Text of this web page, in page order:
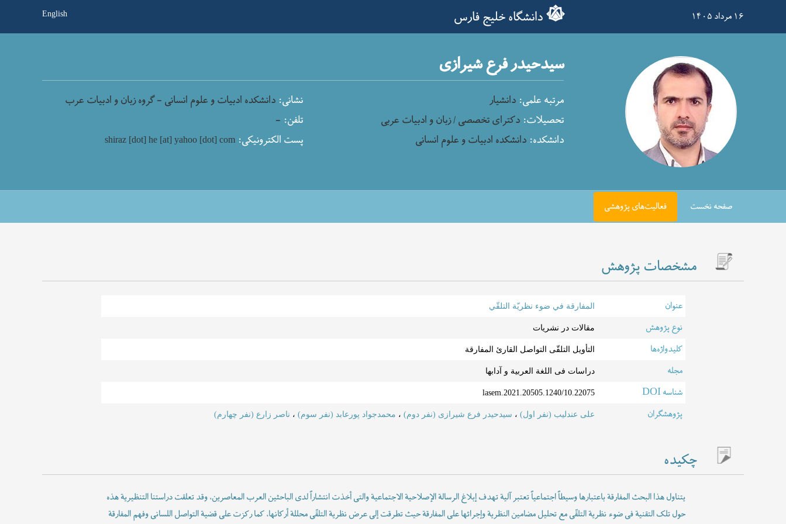
۱۶ مرداد ۱۴۰۵ دانشگاه خلیج فارس English
سیدحیدر فرع شیرازی
مرتبه علمی: دانشیار نشانی: دانشکده ادبیات و علوم انسانی - گروه زبان و ادبیات عرب
تحصیلات: دکترای تخصصی / زبان و ادبیات عربی تلفن: -
دانشکده: دانشکده ادبیات و علوم انسانی پست الکترونیکی: shiraz [dot] he [at] yahoo [dot] com
صفحه نخست فعالیت‌های پژوهشی
مشخصات پژوهش
عنوان المفارقة في ضوء نظريّة التلقّي
نوع پژوهش مقالات در نشریات
کلیدواژه‌ها التأویل التلقّی التواصل القارئ المفارقة
مجله دراسات فی اللغة العربیة و آدابها
شناسه DOI 10.22075/lasem.2021.20505.1240
پژوهشگران علی عندلیب (نفر اول) ، سیدحیدر فرع شیرازی (نفر دوم) ، محمدجواد پورعابد (نفر سوم) ، ناصر زارع (نفر چهارم)
چکیده
یتناول هذا البحث المفارقة باعتبارها وسیطاً اجتماعیاً تعتبر آلیة تهدف إبلاغ الرسالة الإصلاحیة الاجتماعیة والتی أخذت انتشاراً لدى الباحثین العرب المعاصرین، وقد تعلقت دراستنا التنظیریة هذه
حول تلک التقنیة فی ضوء نظریة التلقّی مع تحلیل مضامین النظریة وإجرائها على المفارقة حیث تطرقت إلى عرض نظریة التلقّی محللة أرکانها، کما رکزت على قضیة التواصل اللسانی وفهم المفارقة